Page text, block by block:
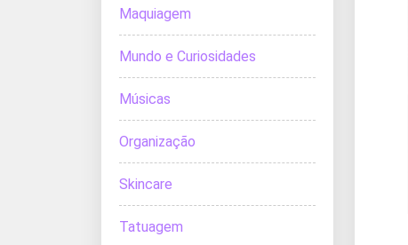
Maquiagem
Mundo e Curiosidades
Músicas
Organização
Skincare
Tatuagem